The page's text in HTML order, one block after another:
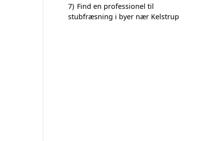
7) Find en professionel til
stubfræsning i byer nær Kelstrup